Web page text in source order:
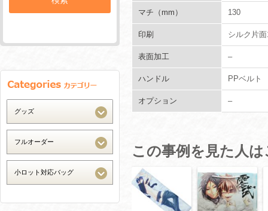
マチ（mm） 130
印刷 シルク片
表面加工 –
ハンドル PPベルト
オプション –
この事例を見た人